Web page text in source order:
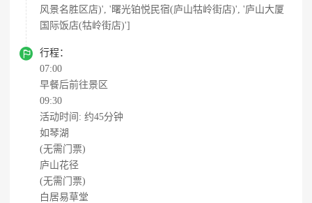
风景名胜区店)', '曙光铂悦民宿(庐山牯岭街店)', '庐山大厦
国际饭店(牯岭街店)']

行程：
07:00
早餐后前往景区
09:30
活动时间: 约45分钟
如琴湖
(无需门票)
庐山花径
(无需门票)
白居易草堂